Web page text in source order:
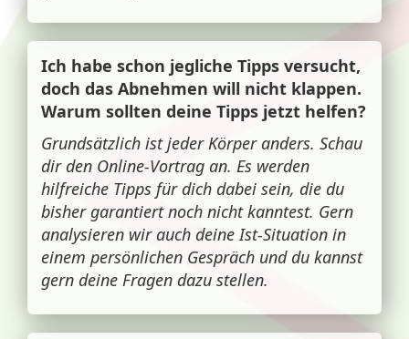
Ich habe schon jegliche Tipps versucht,
doch das Abnehmen will nicht klappen.
Warum sollten deine Tipps jetzt helfen?
Grundsätzlich ist jeder Körper anders. Schau
dir den Online-Vortrag an. Es werden
hilfreiche Tipps für dich dabei sein, die du
bisher garantiert noch nicht kanntest. Gern
analysieren wir auch deine Ist-Situation in
einem persönlichen Gespräch und du kannst
gern deine Fragen dazu stellen.